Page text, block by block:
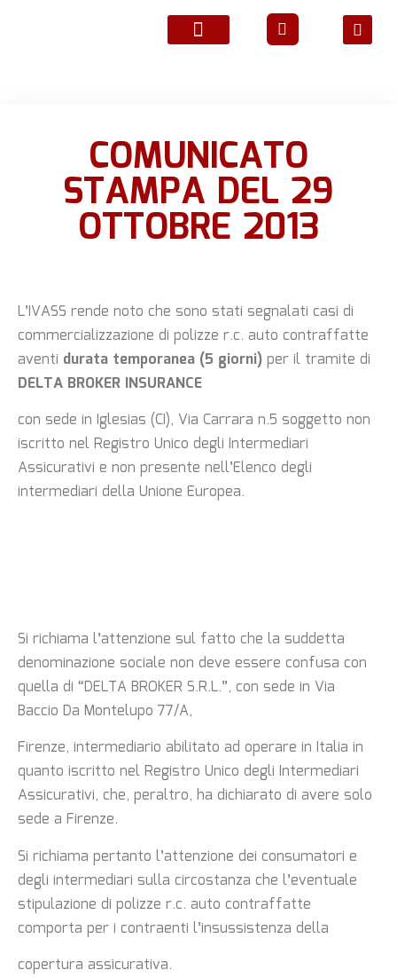
COMUNICATO
STAMPA DEL 29
OTTOBRE 2013
L’IVASS rende noto che sono stati segnalati casi di
commercializzazione di polizze r.c. auto contraffatte
aventi durata temporanea (5 giorni) per il tramite di
DELTA BROKER INSURANCE
con sede in Iglesias (CI), Via Carrara n.5 soggetto non
iscritto nel Registro Unico degli Intermediari
Assicurativi e non presente nell’Elenco degli
intermediari della Unione Europea.
Si richiama l’attenzione sul fatto che la suddetta
denominazione sociale non deve essere confusa con
quella di “DELTA BROKER S.R.L.”, con sede in Via
Baccio Da Montelupo 77/A,
Firenze, intermediario abilitato ad operare in Italia in
quanto iscritto nel Registro Unico degli Intermediari
Assicurativi, che, peraltro, ha dichiarato di avere solo
sede a Firenze.
Si richiama pertanto l’attenzione dei consumatori e
degli intermediari sulla circostanza che l’eventuale
stipulazione di polizze r.c. auto contraffatte
comporta per i contraenti l’insussistenza della
copertura assicurativa.